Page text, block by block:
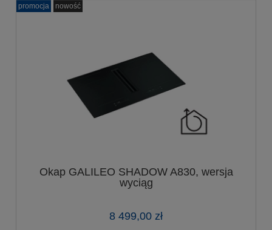
Okap GALILEO SHADOW A830, wersja
wyciąg
8 499,00 zł
promocja nowość